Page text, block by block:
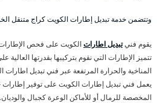
وتتضمن خدمة تبديل إطارات الكويت كراج متنقل
يقوم فنيتبديل اطاراتالكويت على فحص الإطارات
تتميز الإطارات التي نقوم بتركيبها بقدرتها
المناخية والحرارة المرتفعة عبر فني تبديل اطارات
يعمل فني تبديل إطارات الكويت على توفير إطارات
المخصصة للرمال أو للأماكن الوعرة كجبال والوديان.